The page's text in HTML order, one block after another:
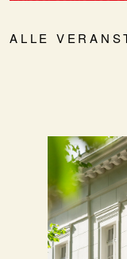
ALLE